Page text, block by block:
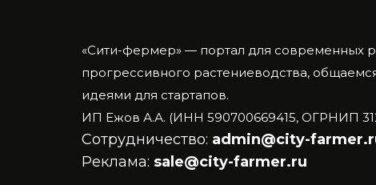
«Сити-фермер» — портал для современных
прогрессивного растениеводства,
идеями для стартапов.
ИП Ежов А.А. (ИНН 590700669415, ОГРНИП
Сотрудничество: admin@city-
Реклама: sale@city-farmer.ru